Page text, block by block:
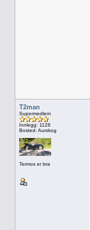
T2man
Supermedlem
Innlegg: 1126
Bosted: Aurskog
Termos er bra